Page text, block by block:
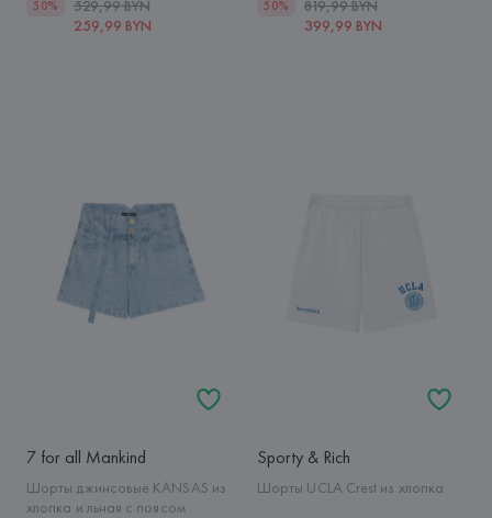
50%
529,99 BYN
259,99 BYN
50%
819,99 BYN
399,99 BYN
7 for all Mankind
Шорты джинсовые KANSAS из
хлопка и льная с поясом
Sporty & Rich
Шорты UCLA Crest из хлопка